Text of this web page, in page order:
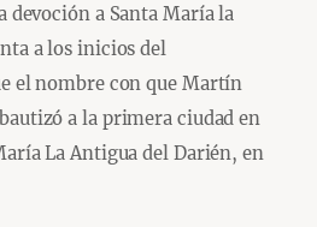
devoción a Santa María la
a los inicios del
el nombre con que Martín
a la primera ciudad en
La Antigua del Darién, en